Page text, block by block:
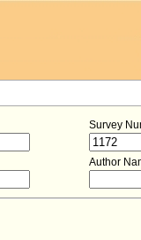
Survey
Author